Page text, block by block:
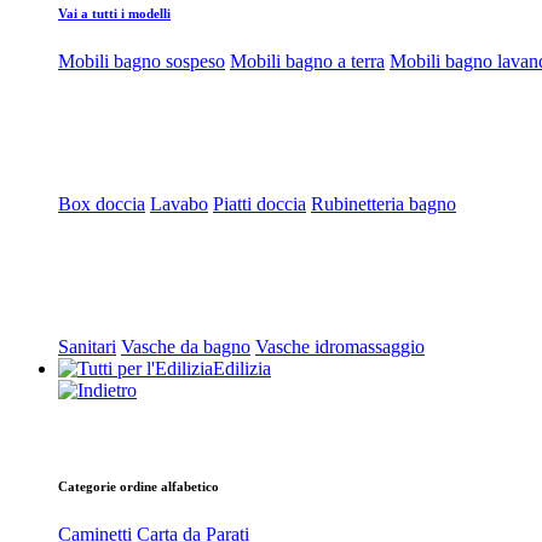
Vai a tutti i modelli
Mobili bagno sospeso Mobili bagno a terra Mobili bagno
Box doccia Lavabo Piatti doccia Rubinetteria bagno
Sanitari Vasche da bagno Vasche idromassaggio
Edilizia
Categorie ordine alfabetico
Caminetti Carta da Parati